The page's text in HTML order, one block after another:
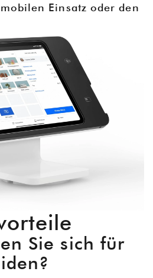
Einsatz oder den
Sie sich für